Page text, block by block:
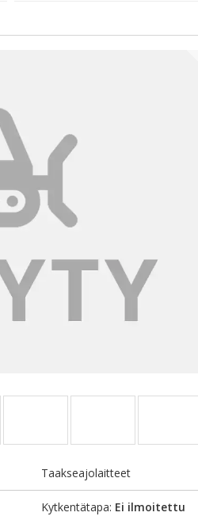
Taakseajolaitteet
Kytkentätapa: Ei ilmoitettu